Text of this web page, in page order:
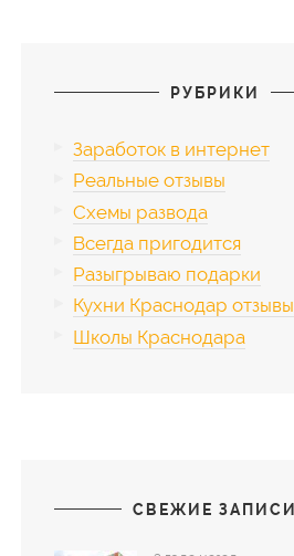
РУБРИКИ
Заработок в интернет
Реальные отзывы
Схемы развода
Всегда пригодится
Разыгрываю подарки
Кухни Краснодар отзывы
Школы Краснодара
СВЕЖИЕ ЗАПИСИ